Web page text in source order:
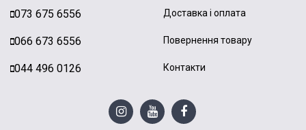
073 675 6556
066 673 6556
044 496 0126
Доставка і оплата
Повернення товару
Контакти